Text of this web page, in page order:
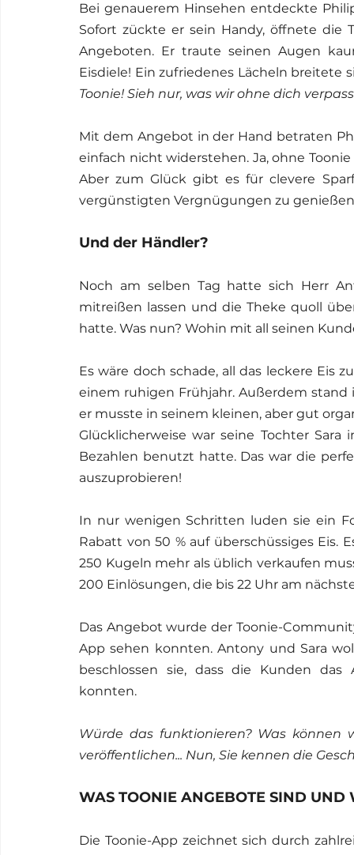
Bei genauerem Hinsehen entdeckte
Sofort zückte er sein Handy, öffnete
Angeboten. Er traute seinen Augen
Eisdiele! Ein zufriedenes Lächeln breitete
Toonie! Sieh nur, was wir ohne dich
Mit dem Angebot in der Hand betraten
einfach nicht widerstehen. Ja, ohne
Aber zum Glück gibt es für clevere
vergünstigten Vergnügungen zu
Und der Händler?
Noch am selben Tag hatte sich Herr
mitreißen lassen und die Theke quoll
hatte. Was nun? Wohin mit all seinen
Es wäre doch schade, all das leckere Eis
einem ruhigen Frühjahr. Außerdem
er musste in seinem kleinen, aber gut
Glücklicherweise war seine Tochter
Bezahlen benutzt hatte. Das war die
auszuprobieren!
In nur wenigen Schritten luden sie ein
Rabatt von 50 % auf überschüssiges Eis.
250 Kugeln mehr als üblich verkaufen
200 Einlösungen, die bis 22 Uhr am
Das Angebot wurde der Toonie-
App sehen konnten. Antony und Sara
beschlossen sie, dass die Kunden
konnten.
Würde das funktionieren? Was
veröffentlichen... Nun, Sie kennen die
WAS TOONIE ANGEBOTE SIND UND
Die Toonie-App zeichnet sich durch